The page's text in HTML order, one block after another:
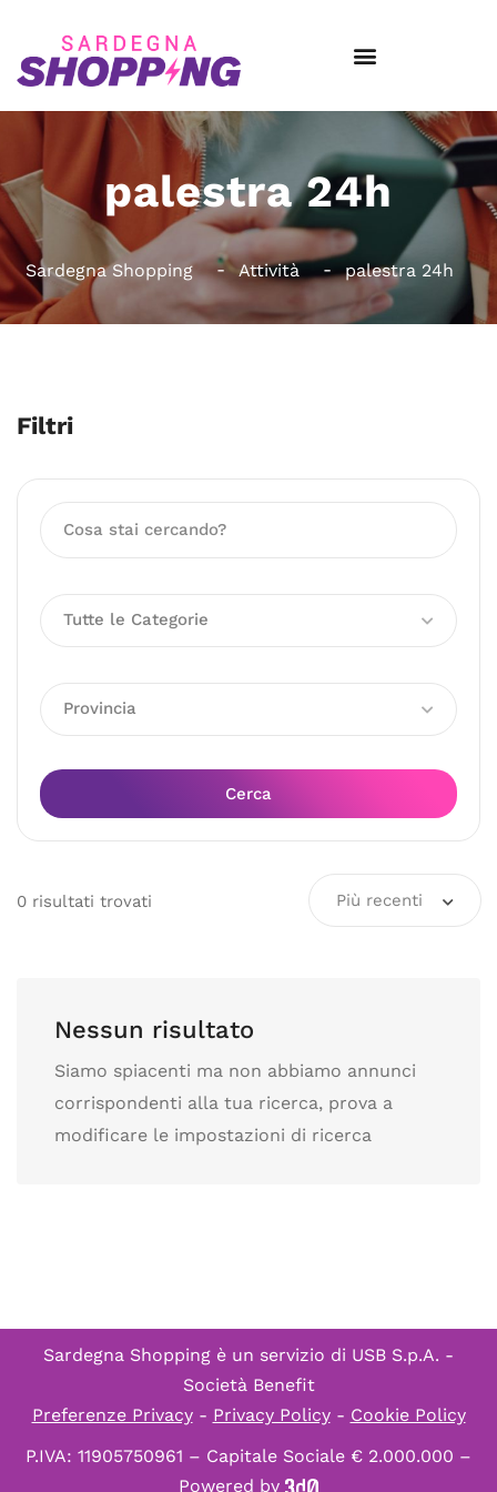
palestra 24h
Sardegna Shopping Attività palestra 24h
Filtri
Tutte le Categorie
Provincia
Cerca
0 risultati trovati Più recenti
Nessun risultato
Siamo spiacenti ma non abbiamo annunci
corrispondenti alla tua ricerca, prova a
modificare le impostazioni di ricerca
Sardegna Shopping è un servizio di USB S.p.A. -
Società Benefit
Preferenze Privacy- Privacy Policy- Cookie Policy
P.IVA: 11905750961 – Capitale Sociale € 2.000.000 –
Powered by